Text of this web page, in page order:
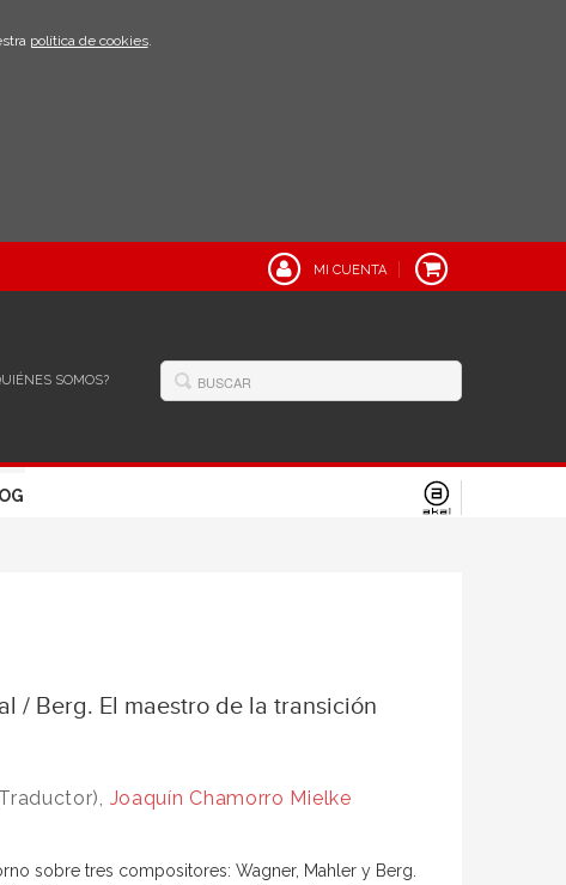
política de cookies.
MI CUENTA
SOMOS?
/ Berg. El maestro de la transición
Joaquín Chamorro Mielke
sobre tres compositores: Wagner, Mahler y Berg.